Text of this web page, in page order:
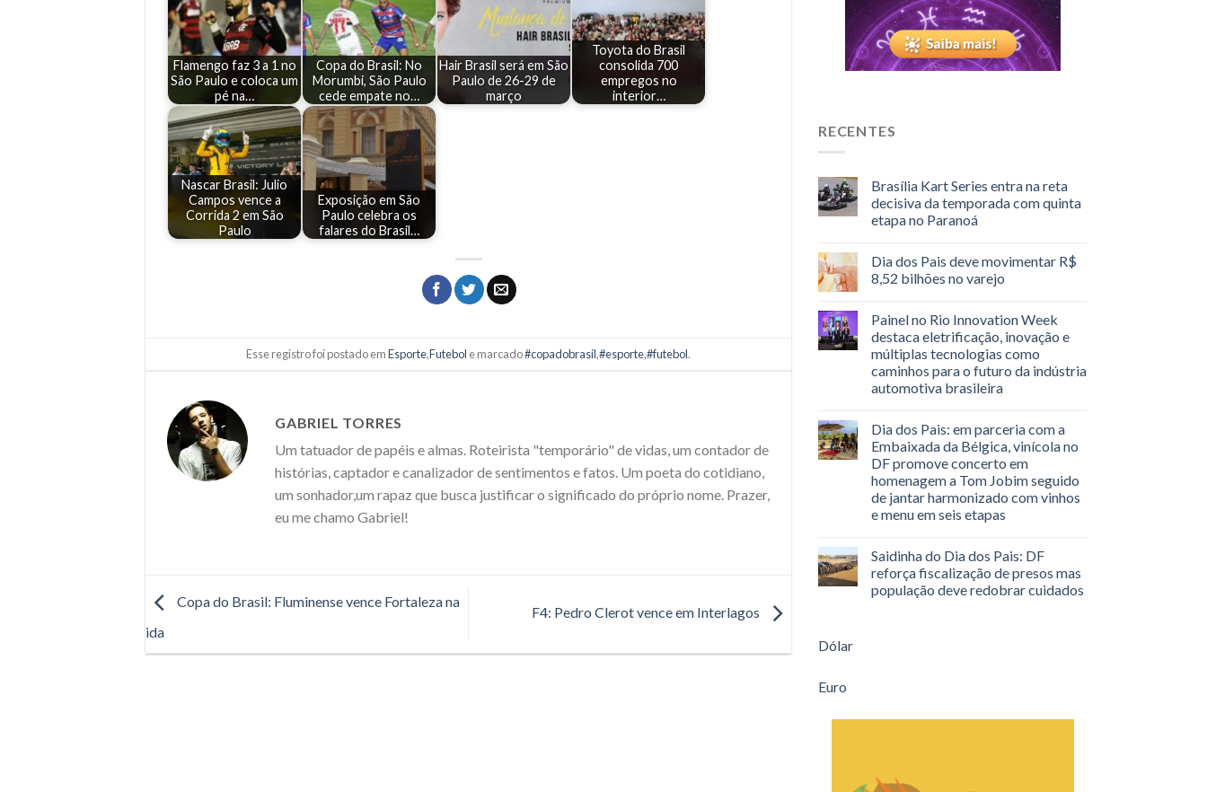
Flamengo faz 3 a 1 no
São Paulo e coloca um
pé na…
Copa do Brasil: No
Morumbi, São Paulo
cede empate no…
Hair Brasil será em São
Paulo de 26-29 de
março
Toyota do Brasil
consolida 700
empregos no
interior…
Nascar Brasil: Julio
Campos vence a
Corrida 2 em São
Paulo
Exposição em São
Paulo celebra os
falares do Brasil…
Esse registro foi postado emEsporte,Futebol e marcado#copadobrasil,#esporte,#futebol.
GABRIEL TORRES
Um tatuador de papéis e almas. Roteirista "temporário" de vidas, um contador de
histórias, captador e canalizador de sentimentos e fatos. Um poeta do cotidiano,
um sonhador,um rapaz que busca justificar o significado do próprio nome. Prazer,
eu me chamo Gabriel!
Copa do Brasil: Fluminense vence Fortaleza na
ida
F4: Pedro Clerot vence em Interlagos
RECENTES
Brasília Kart Series entra na reta
decisiva da temporada com quinta
etapa no Paranoá
Dia dos Pais deve movimentar R$
8,52 bilhões no varejo
Painel no Rio Innovation Week
destaca eletrificação, inovação e
múltiplas tecnologias como
caminhos para o futuro da indústria
automotiva brasileira
Dia dos Pais: em parceria com a
Embaixada da Bélgica, vinícola no
DF promove concerto em
homenagem a Tom Jobim seguido
de jantar harmonizado com vinhos
e menu em seis etapas
Saidinha do Dia dos Pais: DF
reforça fiscalização de presos mas
população deve redobrar cuidados
Dólar
Euro